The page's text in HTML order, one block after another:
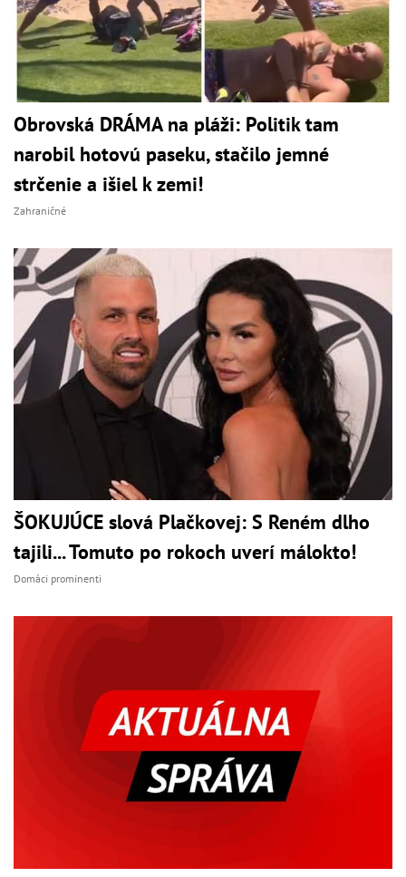
Obrovská DRÁMA na pláži: Politik tam
narobil hotovú paseku, stačilo jemné
strčenie a išiel k zemi!
Zahraničné
ŠOKUJÚCE slová Plačkovej: S Reném dlho
tajili... Tomuto po rokoch uverí málokto!
Domáci prominenti